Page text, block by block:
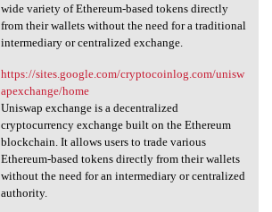
wide variety of Ethereum-based tokens directly
from their wallets without the need for a traditional
intermediary or centralized exchange.
https://sites.google.com/cryptocoinlog.com/unisw
apexchange/home
Uniswap exchange is a decentralized
cryptocurrency exchange built on the Ethereum
blockchain. It allows users to trade various
Ethereum-based tokens directly from their wallets
without the need for an intermediary or centralized
authority.